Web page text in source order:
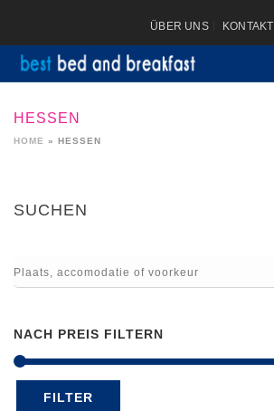
ÜBER UNS KONTAKT
HESSEN
HOME » HESSEN
SUCHEN
NACH PREIS FILTERN
FILTER